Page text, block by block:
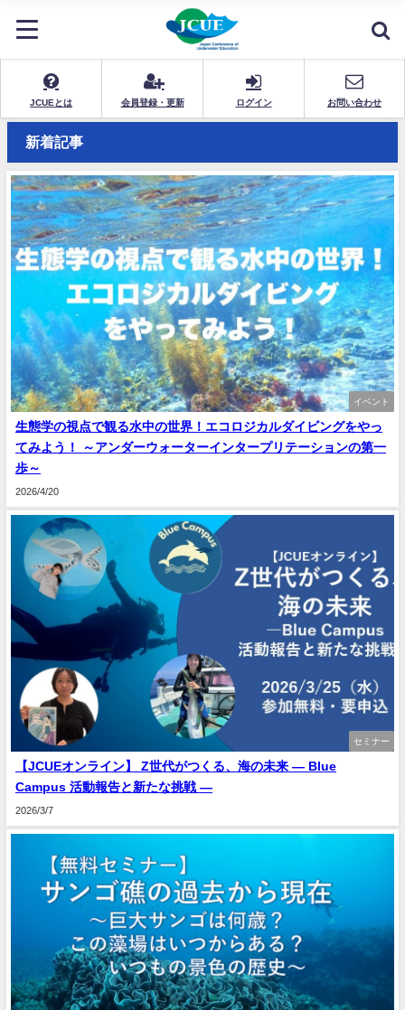
JCUEとは 会員登録・更新 ログイン お問い合わせ
新着記事
イベント
生態学の視点で観る水中の世界！エコロジカルダイビングをやっ
てみよう！ ～アンダーウォーターインタープリテーションの第一
歩～
2026/4/20
セミナー
【JCUEオンライン】 Z世代がつくる、海の未来 ― Blue
Campus 活動報告と新たな挑戦 ―
2026/3/7